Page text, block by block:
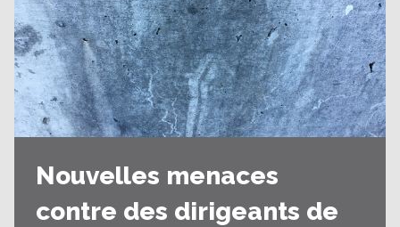
Nouvelles menaces
contre des dirigeants de